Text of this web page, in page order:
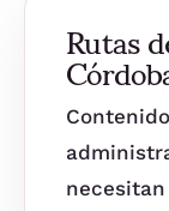
Rutas